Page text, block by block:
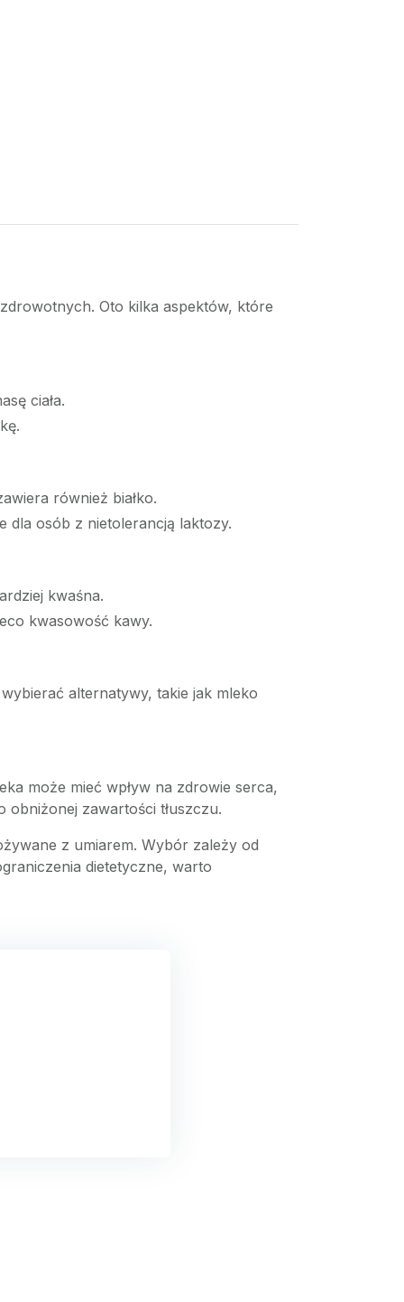
Oto kilka aspektów, które
ciała.
również białko.
dla osób z nietolerancją laktozy.
kwaśna.
kwasowość kawy.
alternatywy, takie jak mleko
może mieć wpływ na zdrowie serca,
zawartości tłuszczu.
z umiarem. Wybór zależy od
dietetyczne, warto